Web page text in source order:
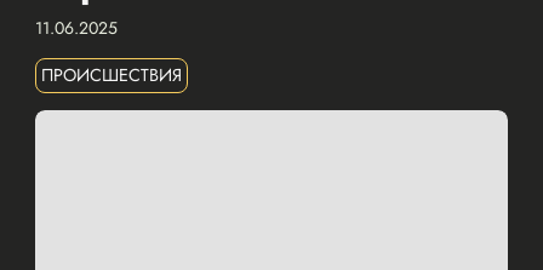
11.06.2025
ПРОИСШЕСТВИЯ